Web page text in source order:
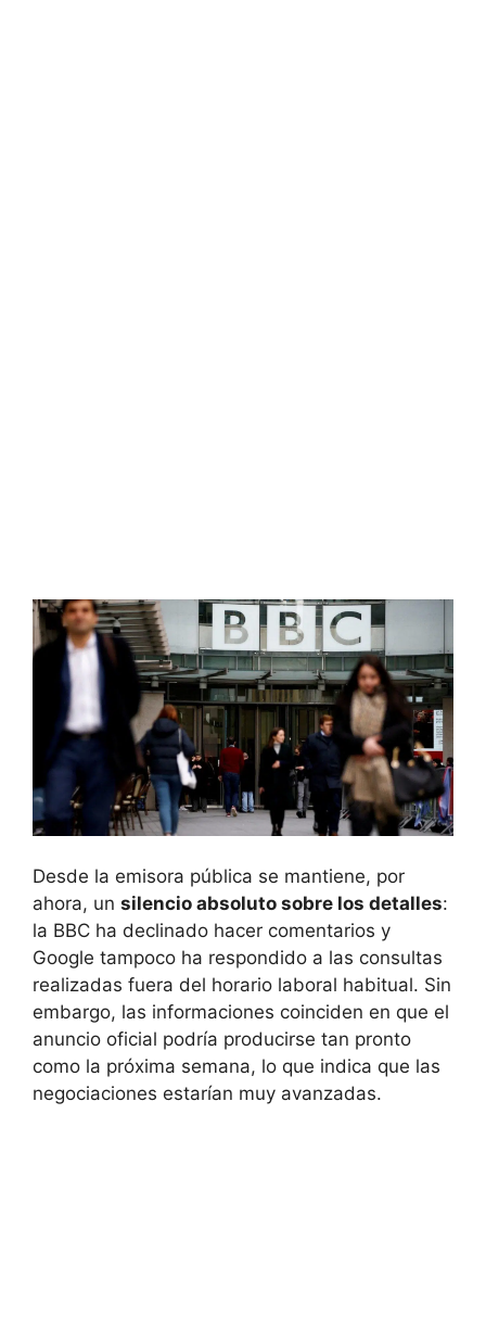
Desde la emisora pública se mantiene, por
ahora, un silencio absoluto sobre los detalles:
la BBC ha declinado hacer comentarios y
Google tampoco ha respondido a las consultas
realizadas fuera del horario laboral habitual. Sin
embargo, las informaciones coinciden en que el
anuncio oficial podría producirse tan pronto
como la próxima semana, lo que indica que las
negociaciones estarían muy avanzadas.